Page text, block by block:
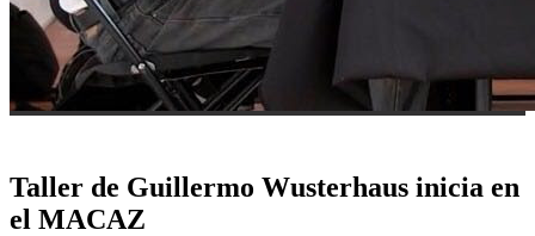
Taller de Guillermo Wusterhaus inicia en
el MACAZ